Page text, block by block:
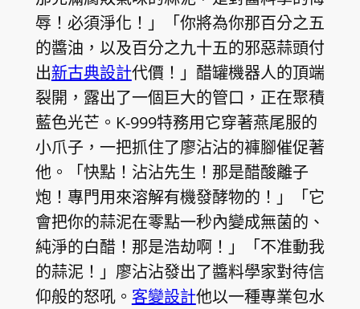
辱！必須淨化！」「你將為你那百分之五
的醬油，以及百分之九十五的邪惡蒜頭付
出新古典設計代價！」醋罐機器人的頂端
裂開，露出了一個巨大的管口，正在聚積
藍色光芒。K-999特務用它穿著燕尾服的
小爪子，一把抓住了廖沾沾的褲腳催促著
他。「快點！沾沾先生！那是醋酸離子
炮！專門用來溶解有機發酵物的！」「它
會把你的蒜泥在零點一秒內變成無菌的、
純淨的白醋！那是浩劫啊！」「不准動我
的蒜泥！」廖沾沾發出了醬料學家對待信
仰般的怒吼。 客變設計他以一種專業包水